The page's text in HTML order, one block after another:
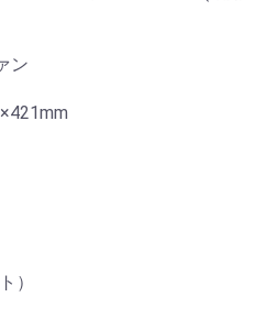
ン
）